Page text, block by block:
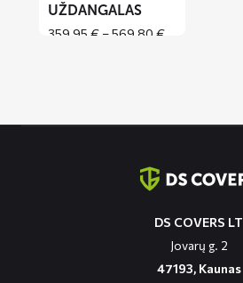
UŽDANGALAS
359,95 €–569,80 €Price
DS COVERS LT
Jovarų g. 2
47193, Kaunas